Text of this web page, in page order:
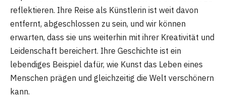
reflektieren. Ihre Reise als Künstlerin ist weit davon
entfernt, abgeschlossen zu sein, und wir können
erwarten, dass sie uns weiterhin mit ihrer Kreativität und
Leidenschaft bereichert. Ihre Geschichte ist ein
lebendiges Beispiel dafür, wie Kunst das Leben eines
Menschen prägen und gleichzeitig die Welt verschönern
kann.